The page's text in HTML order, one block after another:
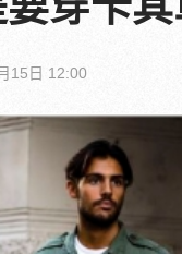
15日 12:00